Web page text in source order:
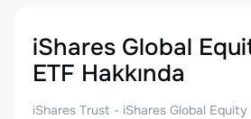
iShares Global
ETF Hakkında
iShares Trust - iShares Global Equity